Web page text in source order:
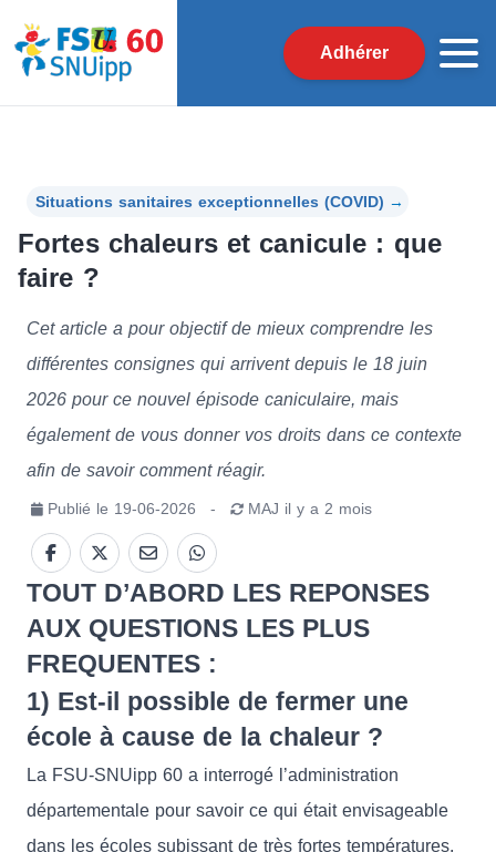
Adhérer
Situations sanitaires exceptionnelles (COVID) →
Fortes chaleurs et canicule : que
faire ?
Cet article a pour objectif de mieux comprendre les
différentes consignes qui arrivent depuis le 18 juin
2026 pour ce nouvel épisode caniculaire, mais
également de vous donner vos droits dans ce contexte
afin de savoir comment réagir.
Publié le 19-06-2026 - MAJ il y a 2 mois
TOUT D’ABORD LES REPONSES
AUX QUESTIONS LES PLUS
FREQUENTES :
1) Est-il possible de fermer une
école à cause de la chaleur ?
La FSU-SNUipp 60 a interrogé l’administration
départementale pour savoir ce qui était envisageable
dans les écoles subissant de très fortes températures.